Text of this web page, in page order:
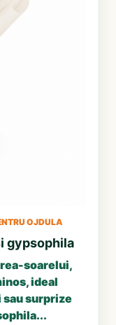
OJDULA
gypsophila
soarelui,
ideal
surprize